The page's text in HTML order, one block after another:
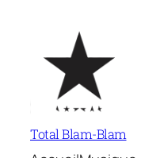
contenu
Total Blam-Blam